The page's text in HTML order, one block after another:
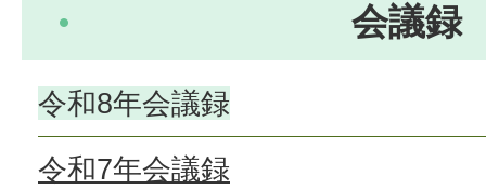
会議録
令和8年会議録
令和7年会議録